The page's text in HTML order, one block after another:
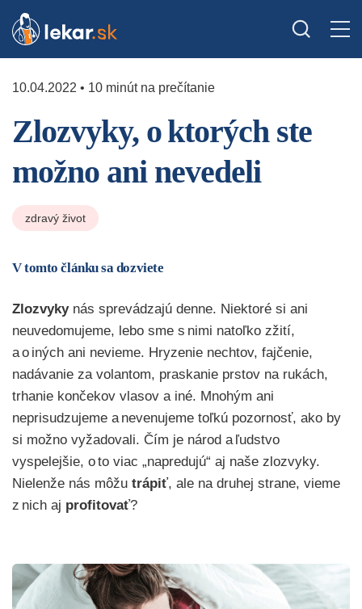
10.04.2022 • 10 minút na prečítanie
Zlozvyky, o ktorých ste
možno ani nevedeli
zdravý život
V tomto článku sa dozviete
Zlozvykynás sprevádzajú denne. Niektoré si ani
neuvedomujeme, lebo sme s nimi natoľko zžití,
a o iných ani nevieme. Hryzenie nechtov, fajčenie,
nadávanie za volantom, praskanie prstov na rukách,
trhanie končekov vlasov a iné. Mnohým ani
neprisudzujeme a nevenujeme toľkú pozornosť, ako by
si možno vyžadovali. Čím je národ a ľudstvo
vyspelejšie, o to viac „napredujú“ aj naše zlozvyky.
Nielenže nás môžu trápiť, ale na druhej strane, vieme
z nich aj profitovať?